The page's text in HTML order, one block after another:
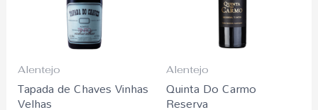
Alentejo
Tapada de Chaves Vinhas
Velhas
Alentejo
Quinta Do Carmo
Reserva